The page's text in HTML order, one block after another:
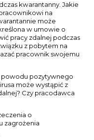
kwarantanny. Jakie
na
może
w umowie o
pracy zdalnej podczas
z pobytem na
pracownik swojemu
powodu pozytywnego
może wystąpić z
Czy pracodawca
o
zagrożenia